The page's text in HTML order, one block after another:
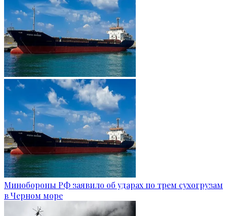
Минобороны РФ заявило об ударах по трем сухогрузам
в Черном море